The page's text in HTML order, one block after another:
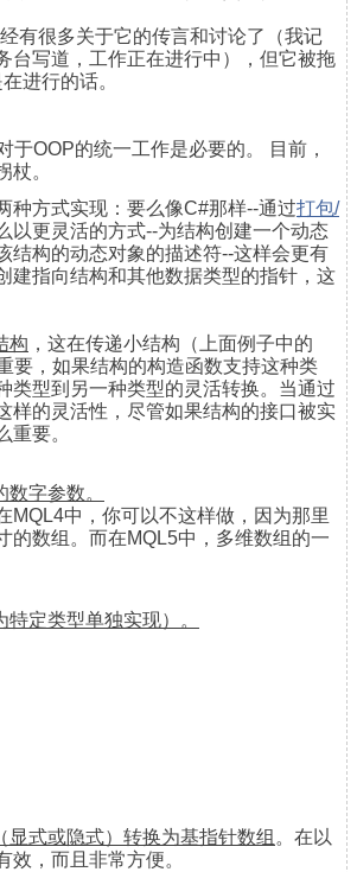
有很多关于它的传言和讨论了（我记
台写道，工作正在进行中），但它被拖
进行的话。
于OOP的统一工作是必要的。 目前，
杖。
种方式实现：要么像C#那样--通过打包/
以更灵活的方式--为结构创建一个动态
结构的动态对象的描述符--这样会更有
建指向结构和其他数据类型的指针，这
构 ，这在传递小结构（上面例子中的
要，如果结构的构造函数支持这种类
类型到另一种类型的灵活转换。当通过
样的灵活性，尽管如果结构的接口被实
重要。
字参数。
MQL4中，你可以不这样做，因为那里
的数组。而在MQL5中，多维数组的一
定类型单独实现）。
显式或隐式）转换为基指针数组 。在以
效，而且非常方便。